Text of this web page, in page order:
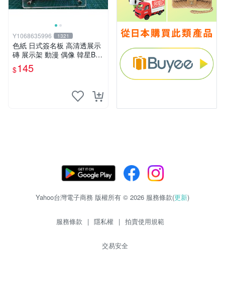
Y1068635996 1321
色紙 日式簽名板 高清透展示
磚 展示架 動漫 偶像 韓星BT
S hololive 小號 凹槽122*137
mm
$145
Yahoo台灣電子商務 版權所有 © 2026 服務條款(更新)
服務條款 | 隱私權 | 拍賣使用規範
交易安全